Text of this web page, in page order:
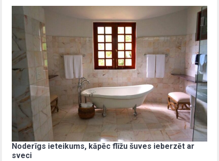
Noderīgs ieteikums, kāpēc flīžu šuves ieberzēt ar
sveci